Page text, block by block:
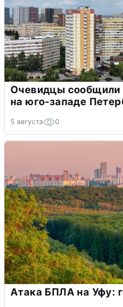
Очевидцы сообщили
на юго-западе
5 августа 0
Атака БПЛА на Уфу: